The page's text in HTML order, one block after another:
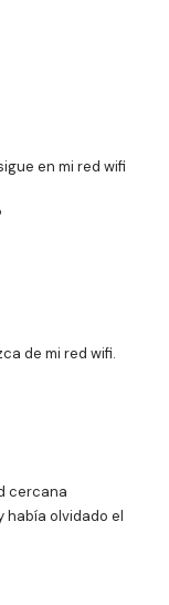
en mi red wifi
de mi red wifi.
cercana
había olvidado el